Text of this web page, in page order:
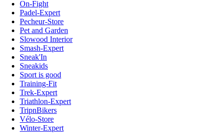
On-Fight
Padel-Expert
Pecheur-Store
Pet and Garden
Slowood Interior
Smash-Expert
Sneak'In
Sneakids
Sport is good
Training-Fit
Trek-Expert
Triathlon-Expert
TripnBikers
Vélo-Store
Winter-Expert